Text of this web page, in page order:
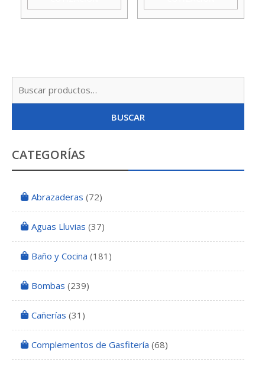
Taumm
BUSCAR
CATEGORÍAS
Abrazaderas (72)
Aguas Lluvias (37)
Baño y Cocina (181)
Bombas (239)
Cañerías (31)
Complementos de Gasfitería (68)